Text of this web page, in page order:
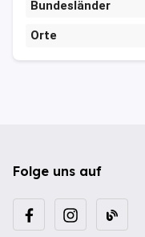
Bundesländer
Orte
Folge uns auf